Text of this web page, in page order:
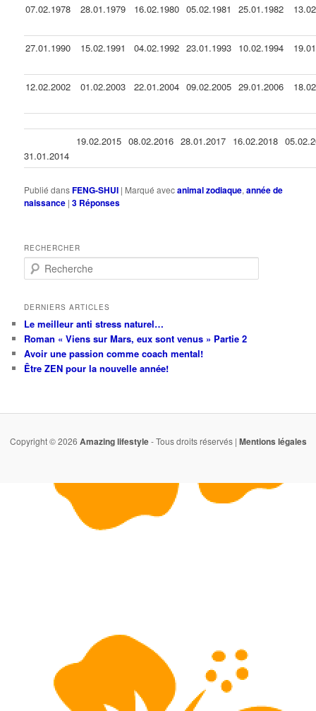
07.02.1978 28.01.1979 16.02.1980 05.02.1981 25.01.1982
27.01.1990 15.02.1991 04.02.1992 23.01.1993 10.02.1994
12.02.2002 01.02.2003 22.01.2004 09.02.2005 29.01.2006
31.01.2014
19.02.2015 08.02.2016 28.01.2017 16.02.2018
Publié dansFENG-SHUI | Marqué avecanimal zodiaque,année de
naissance |3 Réponses
RECHERCHER
e
h
r
c
h
e
DERNIERS ARTICLES
Le meilleur anti stress naturel…
Roman « Viens sur Mars, eux sont venus » Partie 2
Avoir une passion comme coach mental!
Être ZEN pour la nouvelle année!
Copyright © 2026 Amazing lifestyle- Tous droits réservés | Mentions légales